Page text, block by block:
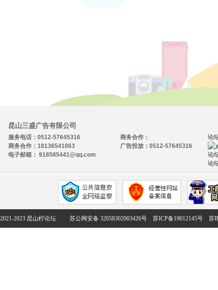
昆山三盛广告有限公司
服务电话：0512-57645316
商务合作：18136541063
电子邮箱： 918585441@qq.com
论
论
论
商务合作：
广告投放：0512-57645316
2021-2023 昆山柠论坛 苏公网安备 32058302003426号 苏ICP备19012145号 苏